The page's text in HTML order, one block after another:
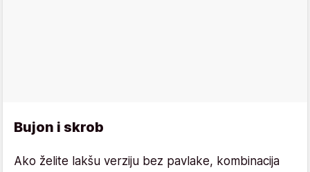
Bujon i skrob
Ako želite lakšu verziju bez pavlake, kombinacija